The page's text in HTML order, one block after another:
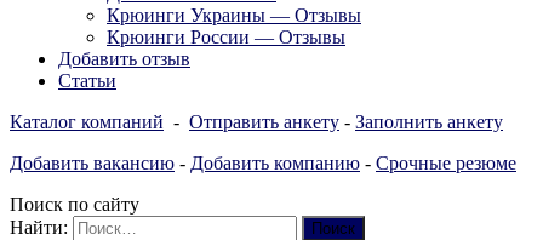
Крюинги Украины — Отзывы
Крюинги России — Отзывы
Добавить отзыв
Статьи
Каталог компаний - Отправить анкету - Заполнить анкету
Добавить вакансию - Добавить компанию - Срочные резюме
Поиск по сайту
Найти: